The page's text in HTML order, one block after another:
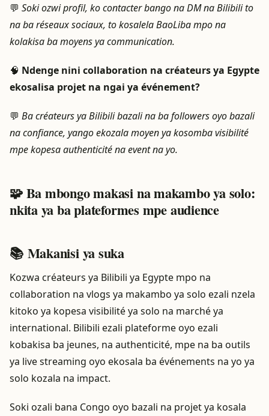
💬 Soki ozwi profil, ko contacter bango na DM na Bilibili to
na ba réseaux sociaux, to kosalela BaoLiba mpo na
kolakisa ba moyens ya communication.
🧠 Ndenge nini collaboration na créateurs ya Egypte
ekosalisa projet na ngai ya événement?
💬 Ba créateurs ya Bilibili bazali na ba followers oyo bazali
na confiance, yango ekozala moyen ya kosomba visibilité
mpe kopesa authenticité na event na yo.
🧩 Ba mbongo makasi na makambo ya solo:
nkita ya ba plateformes mpe audience
📚 Makanisi ya suka
Kozwa créateurs ya Bilibili ya Egypte mpo na
collaboration na vlogs ya makambo ya solo ezali nzela
kitoko ya kopesa visibilité ya solo na marché ya
international. Bilibili ezali plateforme oyo ezali
kobakisa ba jeunes, na authenticité, mpe na ba outils
ya live streaming oyo ekosala ba événements na yo ya
solo kozala na impact.
Soki ozali bana Congo oyo bazali na projet ya kosala